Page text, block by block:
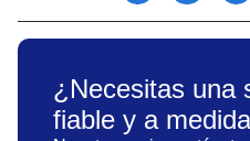
¿Necesitas una
fiable y a